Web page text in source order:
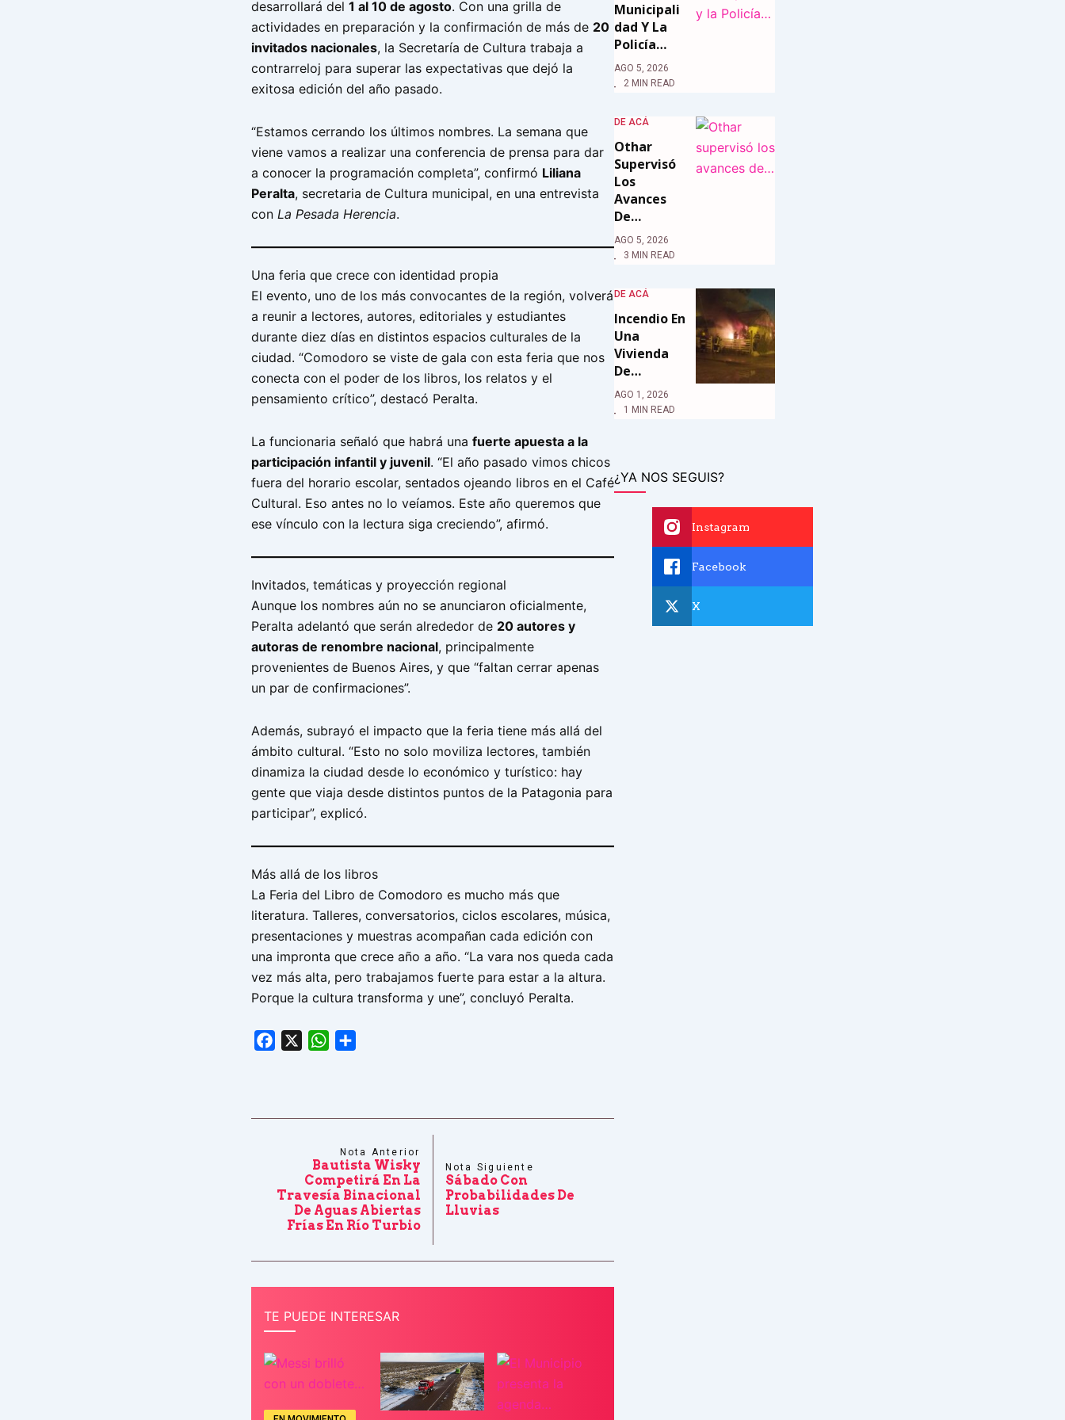
desarrollará del 1 al 10 de agosto. Con una grilla de
actividades en preparación y la confirmación de más de 20
invitados nacionales, la Secretaría de Cultura trabaja a
contrarreloj para superar las expectativas que dejó la
exitosa edición del año pasado.
“Estamos cerrando los últimos nombres. La semana que
viene vamos a realizar una conferencia de prensa para dar
a conocer la programación completa”, confirmó Liliana
Peralta, secretaria de Cultura municipal, en una entrevista
con La Pesada Herencia.
Una feria que crece con identidad propia
El evento, uno de los más convocantes de la región, volverá
a reunir a lectores, autores, editoriales y estudiantes
durante diez días en distintos espacios culturales de la
ciudad. “Comodoro se viste de gala con esta feria que nos
conecta con el poder de los libros, los relatos y el
pensamiento crítico”, destacó Peralta.
La funcionaria señaló que habrá una fuerte apuesta a la
participación infantil y juvenil. “El año pasado vimos chicos
fuera del horario escolar, sentados ojeando libros en el Café
Cultural. Eso antes no lo veíamos. Este año queremos que
ese vínculo con la lectura siga creciendo”, afirmó.
Invitados, temáticas y proyección regional
Aunque los nombres aún no se anunciaron oficialmente,
Peralta adelantó que serán alrededor de 20 autores y
autoras de renombre nacional, principalmente
provenientes de Buenos Aires, y que “faltan cerrar apenas
un par de confirmaciones”.
Además, subrayó el impacto que la feria tiene más allá del
ámbito cultural. “Esto no solo moviliza lectores, también
dinamiza la ciudad desde lo económico y turístico: hay
gente que viaja desde distintos puntos de la Patagonia para
participar”, explicó.
Más allá de los libros
La Feria del Libro de Comodoro es mucho más que
literatura. Talleres, conversatorios, ciclos escolares, música,
presentaciones y muestras acompañan cada edición con
una impronta que crece año a año. “La vara nos queda cada
vez más alta, pero trabajamos fuerte para estar a la altura.
Porque la cultura transforma y une”, concluyó Peralta.
Facebook WhatsApp
Nota Anterior
Bautista Wisky
Competirá En La
Travesía Binacional
De Aguas Abiertas
Frías En Río Turbio
Nota Siguiente
Sábado Con
Probabilidades De
Lluvias
TE PUEDE INTERESAR
Municipali
Dad Y La
Policía…
AGO 5, 2026
2 MIN READ
DE ACÁ
Othar
Supervisó
Los
Avances
De…
AGO 5, 2026
3 MIN READ
DE ACÁ
Incendio En
Una
Vivienda
De…
AGO 1, 2026
1 MIN READ
¿YA NOS SEGUIS?
Instagram
Facebook
X